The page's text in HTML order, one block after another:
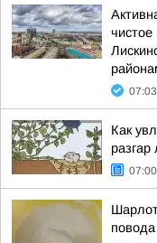
07:03
Как
07:00
повода